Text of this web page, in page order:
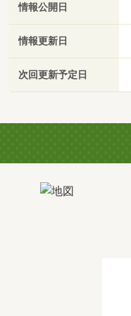
情報公開日
情報更新日
次回更新予定日